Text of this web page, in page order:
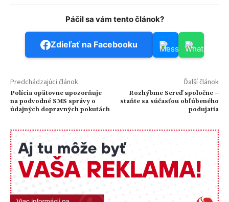
Páčil sa vám tento článok?
Zdieľať na Facebooku
Predchádzajúci článok
Polícia opätovne upozorňuje
na podvodné SMS správy o
údajných dopravných pokutách
Ďalší článok
Rozhýbme Sereď spoločne –
staňte sa súčasťou obľúbeného
podujatia